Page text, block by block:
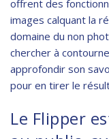
offrent des
images calquant la
domaine du non
chercher à
approfondir son
pour en tirer le
Le Flipper